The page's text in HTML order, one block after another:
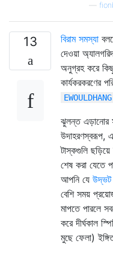
13 বিরাম সমস্যা
দেওয়া
অনুগ্রহ করে কিছু
কার্যকরকরণের
EWOULDHANG
ঝুলন্ত এড়ানোর
উদাহরণস্বরূপ,
টাস্কগুলি ছড়িয়ে
শেষ করা যেতে
আপনি যে উদ্ভট
বেশি সময়
মাপতে পারলে
করে দীর্ঘকাল
মুছে ফেলা)